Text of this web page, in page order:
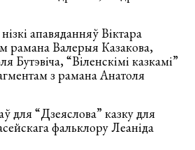
апавяданняў Віктара
рамана Валерыя Казакова,
Бутэвіча, “Віленскімі казкамі”
з рамана Анатоля
для “Дзеяслова” казку для
фальклору Леаніда